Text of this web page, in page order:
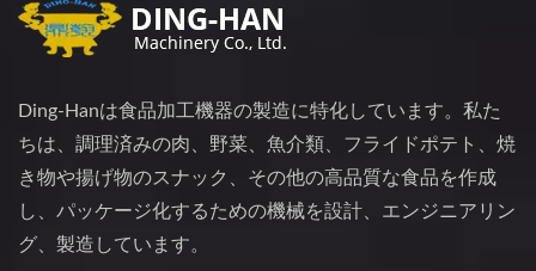
Ding-Hanは食品加工機器の製造に特化しています。私た
ちは、調理済みの肉、野菜、魚介類、フライドポテト、焼
き物や揚げ物のスナック、その他の高品質な食品を作成
し、パッケージ化するための機械を設計、エンジニアリン
グ、製造しています。